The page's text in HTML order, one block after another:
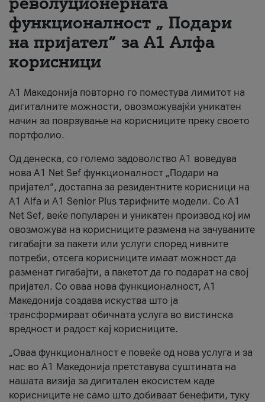
За нас
#ПодобарОнлајн
функционалност „ Подари
на пријател“ за А1 Алфа
корисници
А1 Македонија повторно го поместува лимитот на
дигиталните можности, овозможувајќи уникатен
начин за поврзување на корисниците преку своето
портфолио.
Од денеска, со големо задоволство А1 воведува
нова A1 Net Sef функционалност „Подари на
пријател“, достапна за резидентните корисници на
А1 Alfa и A1 Senior Plus тарифните модели. Со A1
Net Sef, веќе популарен и уникатен производ кој им
овозможува на корисниците размена на зачуваните
гигабајти за пакети или услуги според нивните
потреби, отсега корисниците имаат можност да
разменат гигабајти, а пакетот да го подарат на свој
пријател. Со оваа нова функционалност, А1
Македонија создава искуства што ја
трансформираат обичната услуга во вистинска
вредност и радост кај корисниците.
„Оваа функционалност е повеќе од нова услуга и за
нас во А1 Македонија претставува суштината на
нашата визија за дигитален екосистем каде
корисниците не само што добиваат бенефити, туку